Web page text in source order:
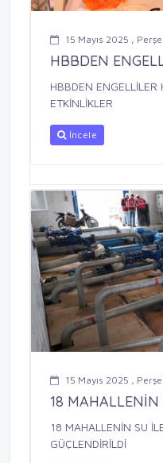
15 Mayıs 2025 ,
HBBDEN
HBBDEN ENGELLİLER
ETKİNLİKLER
İncele
15 Mayıs 2025 ,
18 MAHALLENİN
18 MAHALLENİN SU
GÜÇLENDİRİLDİ